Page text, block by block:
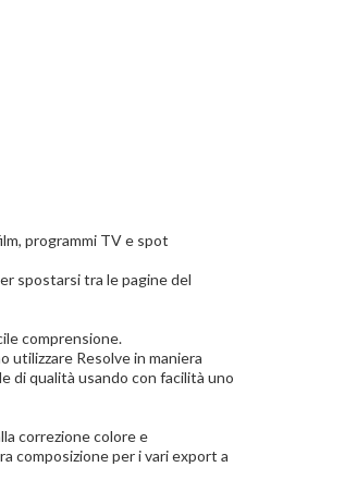
programmi TV e spot
spostarsi tra le pagine del
comprensione.
utilizzare Resolve in maniera
di qualità usando con facilità uno
correzione colore e
composizione per i vari export a